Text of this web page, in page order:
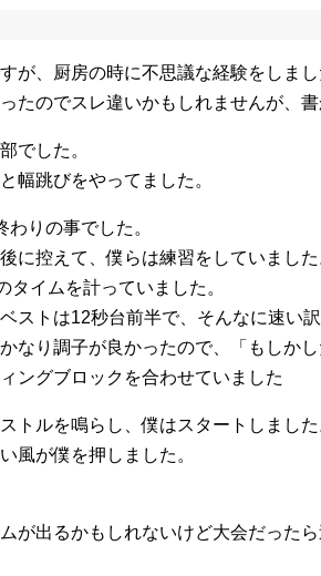
が、厨房の時に不思議な経験をしまし
たのでスレ違いかもしれませんが、書
でした。
幅跳びをやってました。
りの事でした。
に控えて、僕らは練習をしていました
タイムを計っていました。
ストは12秒台前半で、そんなに速い訳
なり調子が良かったので、「もしか
ングブロックを合わせていました
トルを鳴らし、僕はスタートしました
風が僕を押しました。
が出るかもしれないけど大会だった